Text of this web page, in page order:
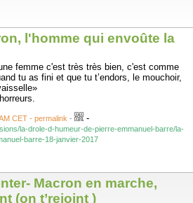
l'homme qui envoûte la
femme c'est très très bien, c'est comme
tu as fini et que tu t’endors, le mouchoir,
CET - permalink - -
la-drole-d-humeur-de-pierre-emmanuel-barre/la-
barre-18-janvier-2017
Macron en marche,
(on t’rejoint )